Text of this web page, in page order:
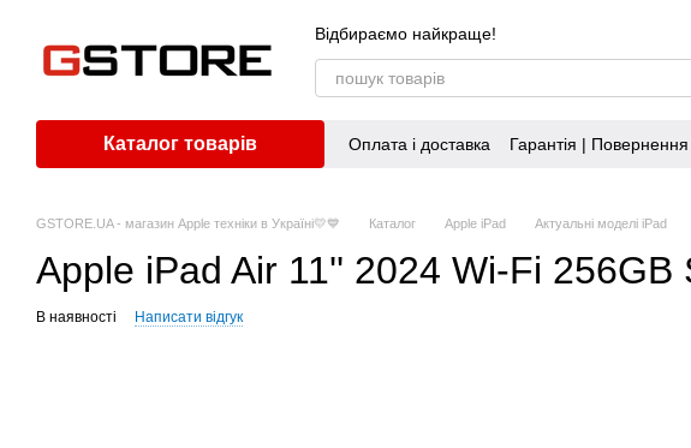
Відбираємо найкраще!
Каталог товарів Оплата і доставка Гарантія | Повернення
GSTORE.UA - магазин Apple техніки в Україні💛💙 Каталог Apple iPad Актуальні моделі iPad
Apple iPad Air 11'' 2024 Wi-Fi
В наявності Написати відгук